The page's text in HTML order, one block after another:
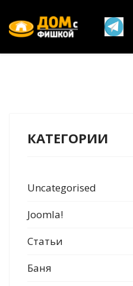
КАТЕГОРИИ
Uncategorised
Joomla!
Статьи
Баня